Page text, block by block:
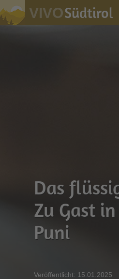
VIVOSüdtirol
Das
Zu Gast
Puni
Veröffentlicht: 15.01.2025